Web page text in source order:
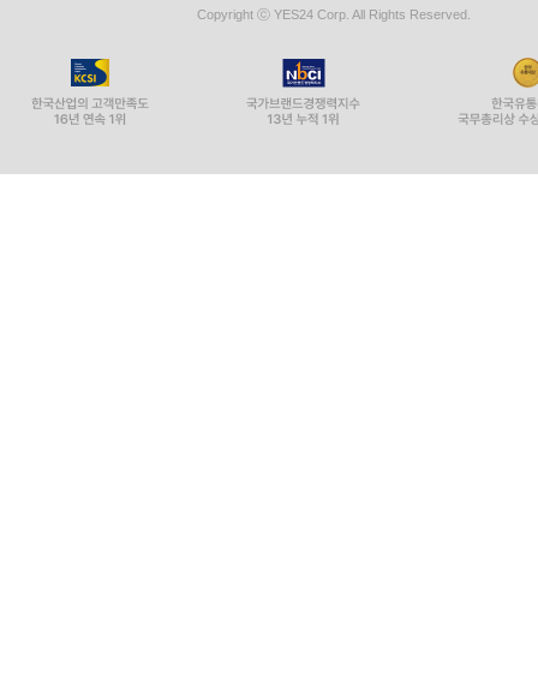
Copyright ⓒ YES24 Corp. All Rights Reserved.